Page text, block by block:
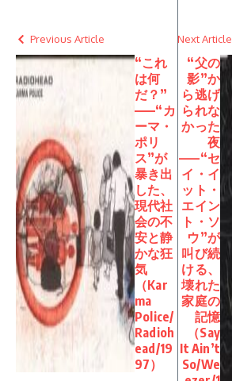
Previous Article
“これ
は何
だ？”
——“カ
ーマ・
ポリ
ス”が
暴き出
した、
現代社
会の不
安と静
かな狂
気
（Kar
ma
Police/
Radioh
ead/19
97）
Next Article
“父の
影”か
ら逃げ
られな
かった
夜
——“セ
イ・イ
ット・
エイン
ト・ソ
ウ”が
叫び続
ける、
壊れた
家庭の
記憶
（Say
It Ain’t
So/We